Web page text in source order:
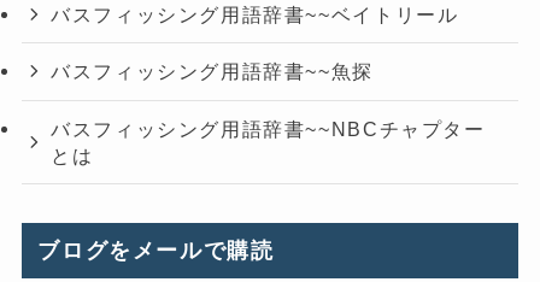
バスフィッシング用語辞書~~ベイトリール
バスフィッシング用語辞書~~魚探
バスフィッシング用語辞書~~NBCチャプター
とは
ブログをメールで購読